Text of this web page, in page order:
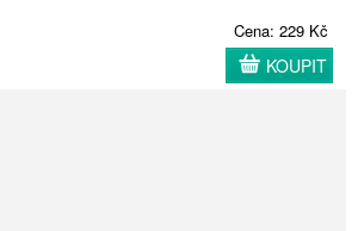
Cena: 229 Kč
KOUPIT